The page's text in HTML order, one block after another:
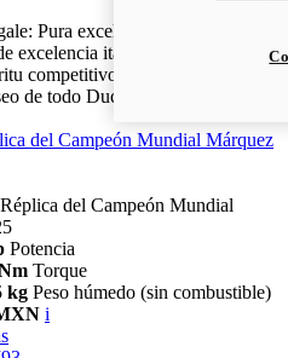
Pura excelencia italiana.
excelencia italiana, con ADN
competitivo: la Panigale es el
de todo Ducatista.
del Campeón Mundial Márquez
del Campeón Mundial
Potencia
Torque
kg Peso húmedo (sin combustible)
i